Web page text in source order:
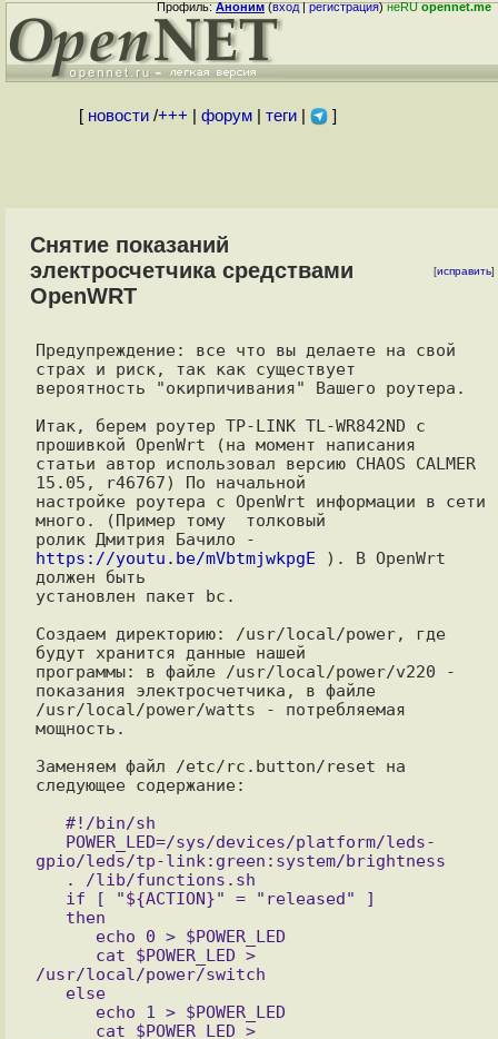
Профиль:Аноним(вход|регистрация)неRUopennet.me
[ новости/+++ форум| теги| ]
Снятие показаний
электросчетчика средствами
OpenWRT
[исправить]
Предупреждение: все что вы делаете на свой
страх и риск, так как существует
вероятность "окирпичивания" Вашего роутера.
Итак, берем роутер TP-LINK TL-WR842ND с
прошивкой OpenWrt (на момент написания
статьи автор использовал версию CHAOS CALMER
15.05, r46767) По начальной
настройке роутера c OpenWrt информации в сети
много. (Пример тому  толковый
https://youtu.be/mVbtmjwkpgE ). В OpenWrt
должeн быть
установлен пакет bc.
Создаем директорию: /usr/local/power, где
будут хранится данные нашей
программы: в файле /usr/local/power/v220 -
показания электросчетчика, в файле
/usr/local/power/watts - потребляемая
мощность.
Заменяем файл /etc/rc.button/reset на
следующее содержание:
gpio/leds/tp-link:green:system/brightness
/usr/local/power/switch